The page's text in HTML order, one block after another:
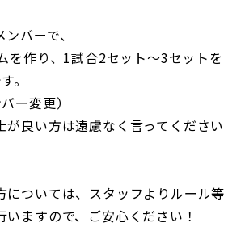
バーで、
を作り、1試合2セット〜3セットを
。
ー変更）
が良い方は遠慮なく言ってください
については、スタッフよりルール等
ますので、ご安心ください！